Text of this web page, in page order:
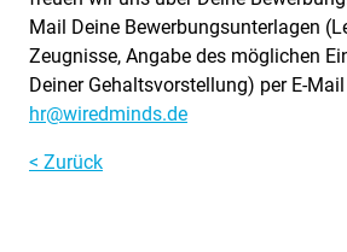
Mail Deine Bewerbungsunterlagen
Zeugnisse, Angabe des möglichen
Deiner Gehaltsvorstellung) per E-
hr@wiredminds.de
< Zurück